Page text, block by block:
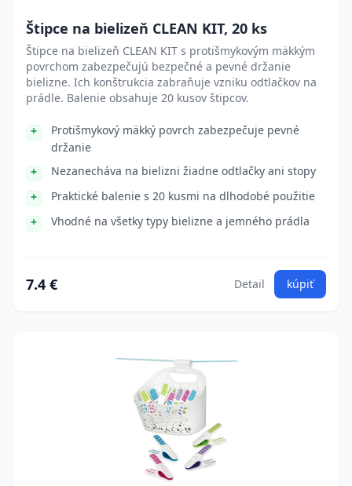
Štipce na bielizeň CLEAN KIT, 20 ks
Štipce na bielizeň CLEAN KIT s protišmykovým mäkkým
povrchom zabezpečujú bezpečné a pevné držanie
bielizne. Ich konštrukcia zabraňuje vzniku odtlačkov na
prádle. Balenie obsahuje 20 kusov štipcov.
Protišmykový mäkký povrch zabezpečuje pevné
držanie
Nezanecháva na bielizni žiadne odtlačky ani stopy
Praktické balenie s 20 kusmi na dlhodobé použitie
Vhodné na všetky typy bielizne a jemného prádla
7.4 € Detail kúpiť